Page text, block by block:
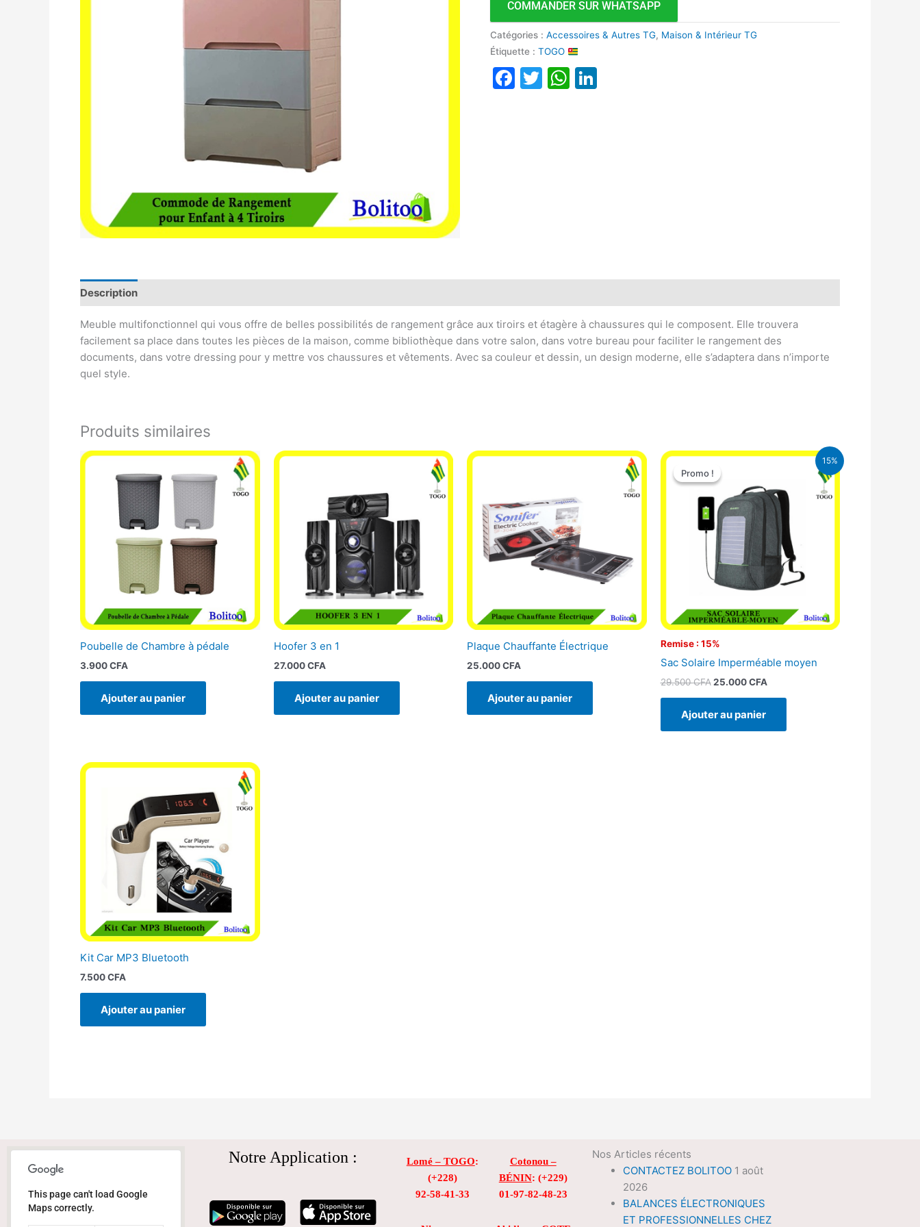
Tiroirs
COMMANDER SUR WHATSAPP
Catégories :Accessoires & Autres TG, Maison & Intérieur TG
Étiquette :TOGO
Facebook
TwitterWhatsApp
Description
Meuble multifonctionnel qui vous offre de belles possibilités de rangement grâce aux tiroirs et étagère à chaussures qui le composent. Elle trouvera
facilement sa place dans toutes les pièces de la maison, comme bibliothèque dans votre salon, dans votre bureau pour faciliter le rangement des
documents, dans votre dressing pour y mettre vos chaussures et vêtements. Avec sa couleur et dessin, un design moderne, elle s’adaptera dans n’importe
quel style.
Produits similaires
Poubelle de Chambre à pédale
3.900CFA
Ajouter au panier
Hoofer 3 en 1
27.000CFA
Ajouter au panier
Plaque Chauffante Électrique
25.000CFA
Ajouter au panier
15%
Promo !
Remise : 15%
Promo !
Sac Solaire Imperméable moyen
29.500CFA
Le
initial
29.500 CFA.
25.000CFA
Le
est :
25.000 CFA.
Ajouter au panier
Kit Car MP3 Bluetooth
7.500CFA
Ajouter au panier
This page can't load Google
Maps correctly.
Notre Application : Lomé – TOGO:
(+228)
92-58-41-33
Cotonou –
BÉNIN: (+229)
01-97-82-48-23
Nos Articles récents
CONTACTEZ BOLITOO 1 août
2026
BALANCES ÉLECTRONIQUES
ET PROFESSIONNELLES CHEZ